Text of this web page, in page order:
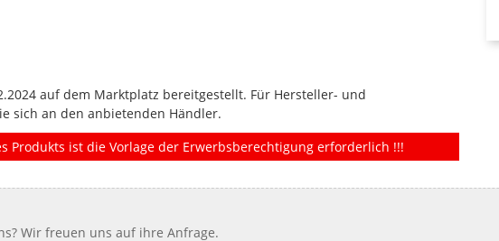
auf dem Marktplatz bereitgestellt. Für Hersteller- und
sich an den anbietenden Händler.
Produkts ist die Vorlage der Erwerbsberechtigung erforderlich !!!
Wir freuen uns auf ihre Anfrage.